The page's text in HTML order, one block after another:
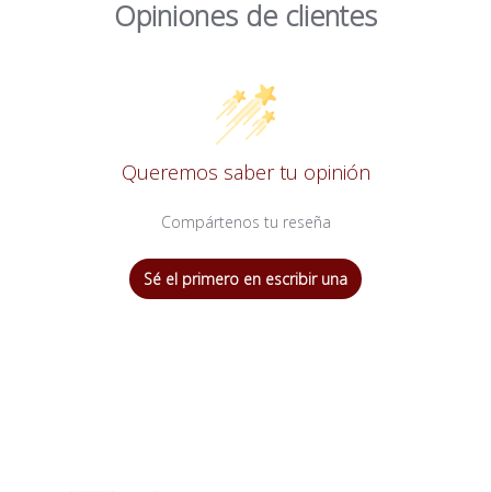
Opiniones de clientes
Queremos saber tu opinión
Compártenos tu reseña
Sé el primero en escribir una